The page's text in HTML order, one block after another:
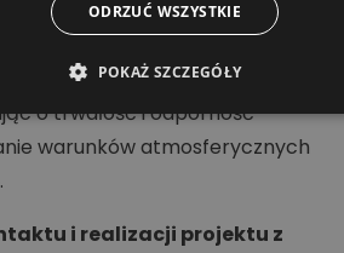
dachów stalowych, blaszanych
malowaniem hal oraz
zabezpieczenia stali,
o trwałość i odporność
warunków atmosferycznych
i realizacji projektu z
ODRZUĆ WSZYSTKIE
POKAŻ SZCZEGÓŁY